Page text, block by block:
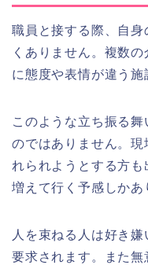
職員と接する際、自身
くありません。複数
に態度や表情が違う施
このような立ち振る
のではありません。
れられようとする方
増えて行く予感しかあ
人を束ねる人は好き
要求されます。また